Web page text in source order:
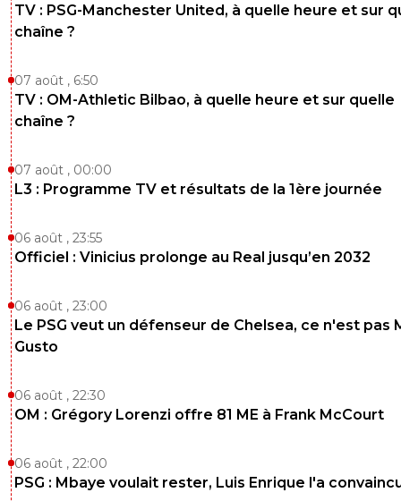
TV : PSG-Manchester United, à quelle heure et sur
chaîne ?
07 août , 6:50
TV : OM-Athletic Bilbao, à quelle heure et sur quelle
chaîne ?
07 août , 00:00
L3 : Programme TV et résultats de la 1ère journée
06 août , 23:55
Officiel : Vinicius prolonge au Real jusqu’en 2032
06 août , 23:00
Le PSG veut un défenseur de Chelsea, ce n'est pas
Gusto
06 août , 22:30
OM : Grégory Lorenzi offre 81 ME à Frank McCourt
06 août , 22:00
PSG : Mbaye voulait rester, Luis Enrique l'a